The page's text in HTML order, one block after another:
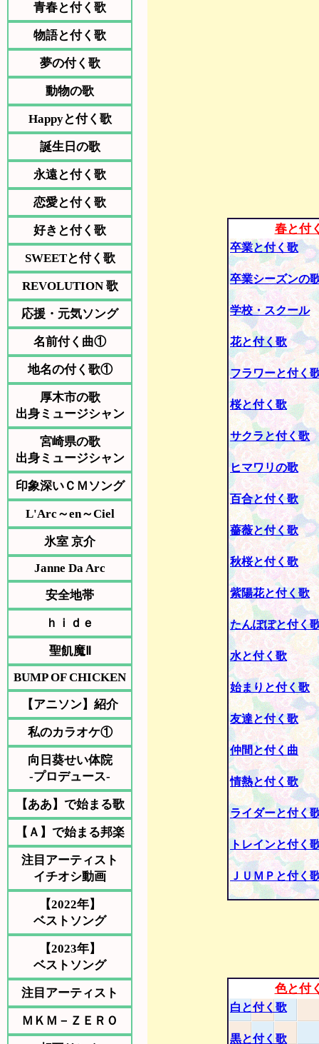
青春と付く歌
物語と付く歌
夢の付く歌
動物の歌
Happyと付く歌
誕生日の歌
永遠と付く歌
恋愛と付く歌
好きと付く歌
SWEETと付く歌
REVOLUTION 歌
応援・元気ソング
名前付く曲①
地名の付く歌①
厚木市の歌
出身ミュージシャン
宮崎県の歌
出身ミュージシャン
印象深いＣＭソング
L'Arc～en～Ciel
氷室 京介
Janne Da Arc
安全地帯
ｈｉｄｅ
聖飢魔Ⅱ
BUMP OF CHICKEN
【アニソン】紹介
私のカラオケ①
向日葵せい体院
-プロデュース-
【ああ】で始まる歌
【Ａ】で始まる邦楽
注目アーティスト
イチオシ動画
【2022年】
ベストソング
【2023年】
ベストソング
注目アーティスト
ＭＫＭ－ＺＥＲＯ
春と付
卒業と付く歌
卒業シーズンの
学校・スクール
花と付く歌
フラワーと付く
桜と付く歌
サクラと付く歌
ヒマワリの歌
百合と付く歌
薔薇と付く歌
秋桜と付く歌
紫陽花と付く歌
たんぽぽと付く
水と付く歌
始まりと付く歌
友達と付く歌
仲間と付く曲
情熱と付く歌
ライダーと付く
トレインと付く
ＪＵＭＰと付く
色と付
白と付く歌
黒と付く歌